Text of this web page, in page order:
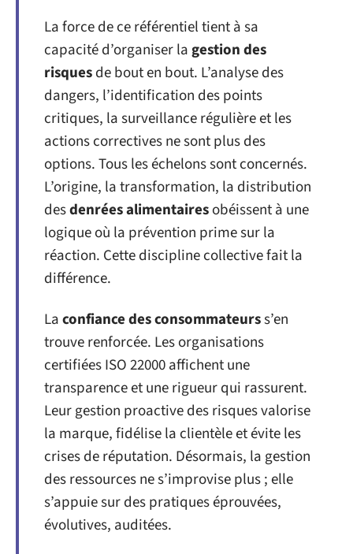
La force de ce référentiel tient à sa
capacité d’organiser lagestion des
risquesde bout en bout. L’analyse des
dangers, l’identification des points
critiques, la surveillance régulière et les
actions correctives ne sont plus des
options. Tous les échelons sont concernés.
L’origine, la transformation, la distribution
desdenrées alimentairesobéissent à une
logique où la prévention prime sur la
réaction. Cette discipline collective fait la
différence.
Laconfiance des consommateurss’en
trouve renforcée. Les organisations
certifiées ISO 22000 affichent une
transparence et une rigueur qui rassurent.
Leur gestion proactive des risques valorise
la marque, fidélise la clientèle et évite les
crises de réputation. Désormais, la gestion
des ressources ne s’improvise plus ; elle
s’appuie sur des pratiques éprouvées,
évolutives, auditées.